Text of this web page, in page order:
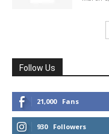
Follow Us
21,000 Fans
930 Followers